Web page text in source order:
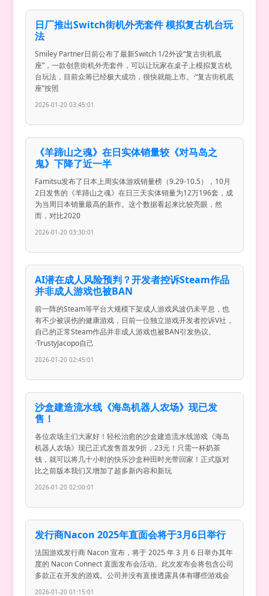
日厂推出Switch街机外壳套件 模拟复古机台玩
法
Smiley Partner日前公布了最新Switch 1/2外设“复古街机底
座”，一款创意街机外壳套件，可以让玩家在桌子上模拟复古机
台玩法，目前众筹已经极大成功，很快就能上市。·“复古街机底
座”按照
2026-01-20 03:45:01
《羊蹄山之魂》在日实体销量较《对马岛之
鬼》下降了近一半
Famitsu发布了日本上周实体游戏销量榜（9.29-10.5），10月
2日发售的《羊蹄山之魂》在日三天实体销量为12万196套，成
为当周日本销量最高的新作。这个数据看起来比较亮眼，然
而，对比2020
2026-01-20 03:30:01
AI潜在成人风险预判？开发者控诉Steam作品
并非成人游戏也被BAN
前一阵的Steam等平台大规模下架成人游戏风波仍未平息，也
有不少被误伤的健康游戏，日前一位独立游戏开发者控诉V社，
自己的正常Steam作品并非成人游戏也被BAN引发热议。
·TrustyJacopo自己
2026-01-20 02:45:01
沙盒建造流水线《海岛机器人农场》现已发
售！
各位农场主们大家好！轻松治愈的沙盒建造流水线游戏《海岛
机器人农场》现已正式发售首发9折，23元！只需一杯奶茶
钱，就可以将几十小时的快乐沙盒种田时光带回家！正式版对
比之前版本我们又增加了超多新内容和新玩
2026-01-20 02:00:01
发行商Nacon 2025年直面会将于3月6日举行
法国游戏发行商 Nacon 宣布，将于 2025 年 3 月 6 日举办其年
度的 Nacon Connect 直面发布会活动。此次发布会将包含公司
多款正在开发的游戏。公司并没有直接透露具体有哪些游戏会
2026-01-20 01:15:01